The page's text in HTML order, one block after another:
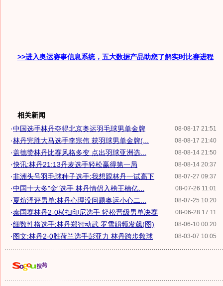
>>进入奥运赛事信息系统，五大数据产品助您了解实时比赛进程
相关新闻
08-08-17 21:51
·中国选手林丹夺得北京奥运羽毛球男单金牌
08-08-17 21:40
·林丹完胜大马选手李宗伟 获羽球男单金牌(...
08-08-14 21:50
·盖德赞林丹比赛风格多变 点出羽球亚洲选...
08-08-14 20:37
·快讯:林丹21:13丹麦选手轻松赢得第一局
08-07-27 09:37
·非洲头号羽毛球种子选手:我想跟林丹一试高下
08-07-26 11:01
·中国十大多"金"选手 林丹情侣入榜王楠亿...
08-07-25 10:20
·夏煊泽评男单:林丹心理没问题奥运小心二...
08-06-28 17:11
·泰国赛林丹2-0横扫印尼选手 轻松晋级男单决赛
08-06-10 00:20
·细数性格选手:林丹郑智动武 罗雪娟频发飙(图)
08-03-07 10:05
·图文:林丹2-0胜荷兰选手彭亚力 林丹跨步救球